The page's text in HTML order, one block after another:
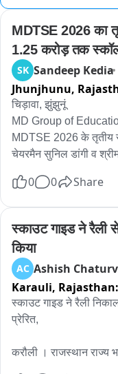
MDTSE 2026 का
1.25 करोड़ तक
SK Sandeep Kedia
Jhunjhunu,
चिड़ावा, झुंझुनूं
MD Group of
MDTSE 2026 के तृतीय
चेयरमैन सुनिल डांगी व
शेखावाटी के साथ—साथ
नीट, जेईई समेत अन्य
एमडी कॅरिअर लाइन
झुंझुनूं जिले के चिड़ावा में
की तैयारी स्कूलिंग के साथ
चिड़ावा द्वारा आयोजित
2026 के तृतीय संस्करण का
में चिड़ावा एवं आसपास के
0 0 Share
स्काउट गाइड ने रैली
किया
AC Ashish
Karauli, Rajasthan:
स्काउट गाइड ने रैली
प्रेरित,
करौली । राजस्थान राज्य